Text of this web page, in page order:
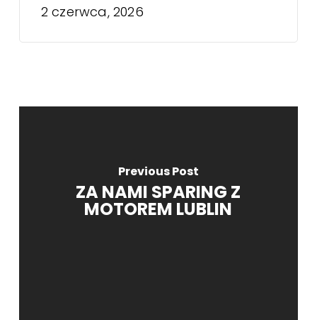
2 czerwca, 2026
Previous Post
ZA NAMI SPARING Z
MOTOREM LUBLIN